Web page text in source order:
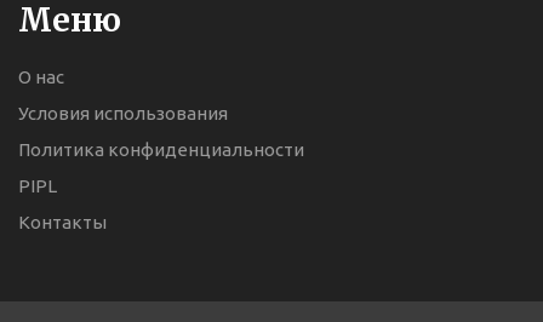
Меню
О нас
Условия использования
Политика конфиденциальности
PIPL
Контакты